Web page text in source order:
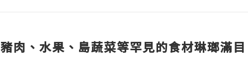
肉、水果、島蔬菜等罕見的食材琳瑯滿目